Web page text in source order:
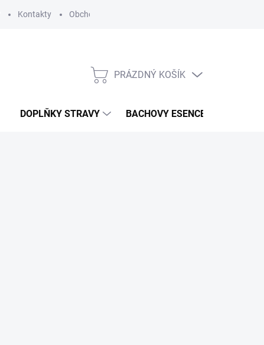
Kontakty Obchodní podmínky
NÁKUPNÍ
PRÁZDNÝ KOŠÍK
DOPLŇKY STRAVY BACHOVY ESENCE